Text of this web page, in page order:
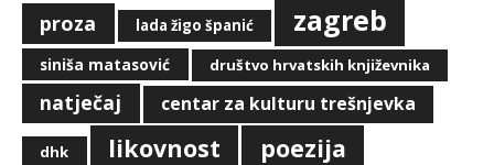
proza lada žigo španić zagreb
siniša matasović društvo hrvatskih književnika
natječaj centar za kulturu trešnjevka
dhk likovnost poezija